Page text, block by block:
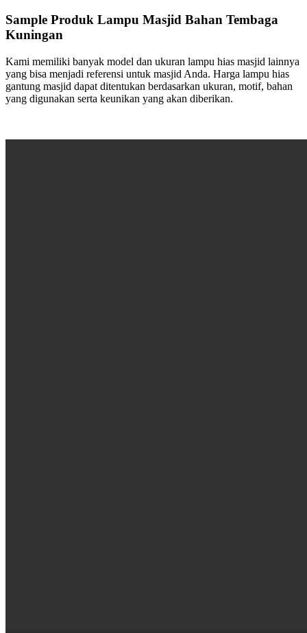
Sample Produk Lampu Masjid Bahan Tembaga
Kuningan
Kami memiliki banyak model dan ukuran lampu hias masjid lainnya
yang bisa menjadi referensi untuk masjid Anda. Harga lampu hias
gantung masjid dapat ditentukan berdasarkan ukuran, motif, bahan
yang digunakan serta keunikan yang akan diberikan.